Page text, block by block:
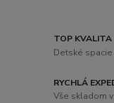
TOP KVALITA
Detské
RYCHLÁ
Vše skladom